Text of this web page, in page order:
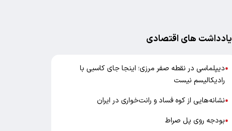
یادداشت های اقتصادی
●دیپلماسی در نقطه صفر مرزی؛ اینجا جای کاسبی با
رادیکالیسم نیست
●نشانه‌هایی از کوه فساد و رانت‌خواری در ایران
●بودجه روی پل صراط